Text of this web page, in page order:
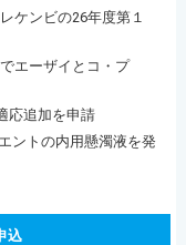
ケンビの26年度第１
エーザイとコ・プ
応追加を申請
ントの内用懸濁液を発
込